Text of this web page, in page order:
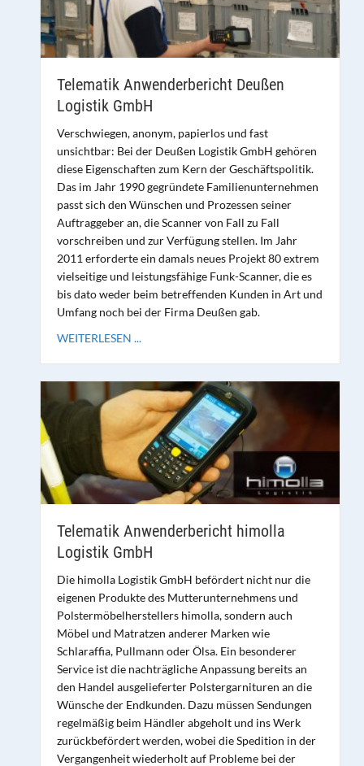
Telematik Anwenderbericht Deußen
Logistik GmbH
Verschwiegen, anonym, papierlos und fast
unsichtbar: Bei der Deußen Logistik GmbH gehören
diese Eigenschaften zum Kern der Geschäftspolitik.
Das im Jahr 1990 gegründete Familienunternehmen
passt sich den Wünschen und Prozessen seiner
Auftraggeber an, die Scanner von Fall zu Fall
vorschreiben und zur Verfügung stellen. Im Jahr
2011 erforderte ein damals neues Projekt 80 extrem
vielseitige und leistungsfähige Funk-Scanner, die es
bis dato weder beim betreffenden Kunden in Art und
Umfang noch bei der Firma Deußen gab.
WEITERLESEN ...
Telematik Anwenderbericht himolla
Logistik GmbH
Die himolla Logistik GmbH befördert nicht nur die
eigenen Produkte des Mutterunternehmens und
Polstermöbelherstellers himolla, sondern auch
Möbel und Matratzen anderer Marken wie
Schlaraffia, Pullmann oder Ölsa. Ein besonderer
Service ist die nachträgliche Anpassung bereits an
den Handel ausgelieferter Polstergarnituren an die
Wünsche der Endkunden. Dazu müssen Sendungen
regelmäßig beim Händler abgeholt und ins Werk
zurückbefördert werden, wobei die Spedition in der
Vergangenheit wiederholt auf Probleme bei der